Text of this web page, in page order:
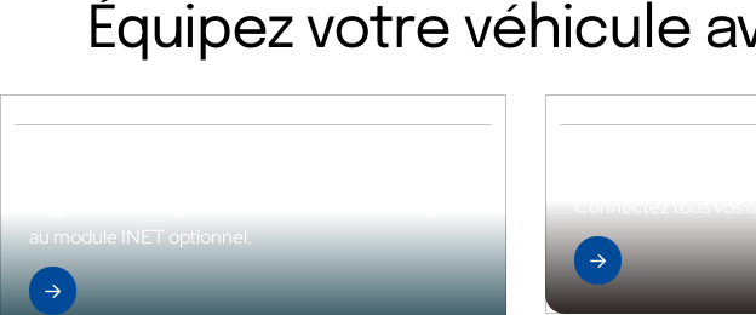
Équipez votre véhicule
au module INET optionnel.
Découvrir la gamme
Connectez tous vos
Découvrir la gamme